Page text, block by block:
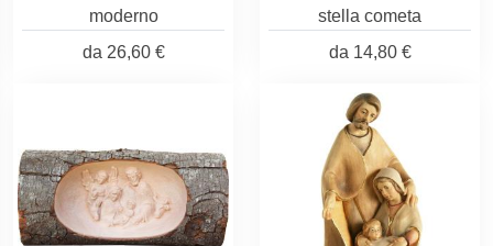
moderno
da 26,60 €
stella cometa
da 14,80 €